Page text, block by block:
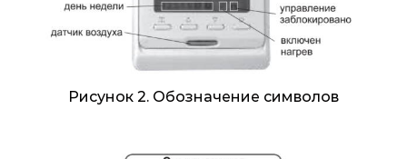
Рисунок 2. Обозначение символов